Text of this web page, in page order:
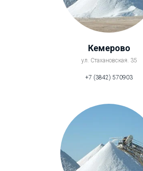
Кемерово
ул. Стахановская. 35
+7 (3842) 570903